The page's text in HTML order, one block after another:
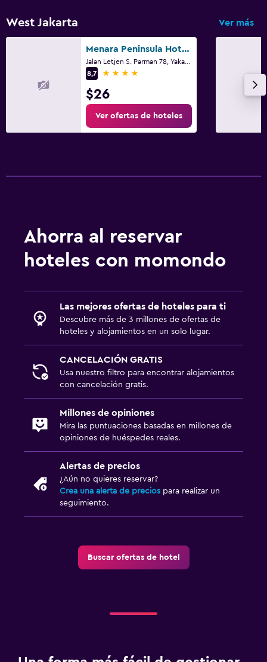
West Jakarta Ver más
Menara Peninsula Hotel Jakarta
8,7
4 estrellas
$26
Ver ofertas de hoteles
Ahorra al reservar
hoteles con momondo
Las mejores ofertas de hoteles para ti
Descubre más de 3 millones de ofertas de
hoteles y alojamientos en un solo lugar.
CANCELACIÓN GRATIS
Usa nuestro filtro para encontrar alojamientos
con cancelación gratis.
Millones de opiniones
Mira las puntuaciones basadas en millones de
opiniones de huéspedes reales.
Alertas de precios
¿Aún no quieres reservar?
Crea una alerta de precios para realizar un
seguimiento.
Buscar ofertas de hotel